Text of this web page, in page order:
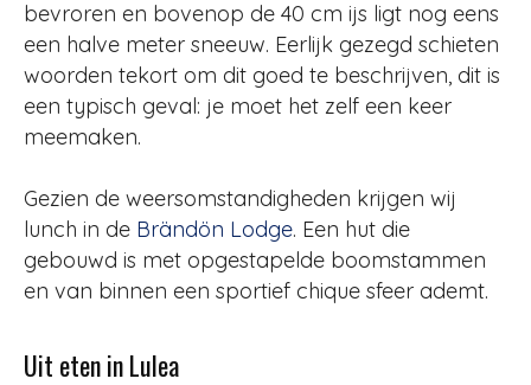
bevroren en bovenop de 40 cm ijs ligt nog eens
een halve meter sneeuw. Eerlijk gezegd schieten
woorden tekort om dit goed te beschrijven, dit is
een typisch geval: je moet het zelf een keer
meemaken.
Gezien de weersomstandigheden krijgen wij
lunch in de Brändön Lodge. Een hut die
gebouwd is met opgestapelde boomstammen
en van binnen een sportief chique sfeer ademt.
Uit eten in Lulea